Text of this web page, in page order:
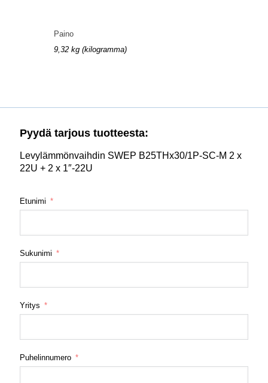
Paino
9,32 kg (kilogramma)
Pyydä tarjous tuotteesta:
Levylämmönvaihdin SWEP B25THx30/1P-SC-M 2 x
22U + 2 x 1″-22U
Etunimi
Sukunimi
Yritys
Puhelinnumero